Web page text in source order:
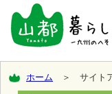
ホーム ＞ サイト